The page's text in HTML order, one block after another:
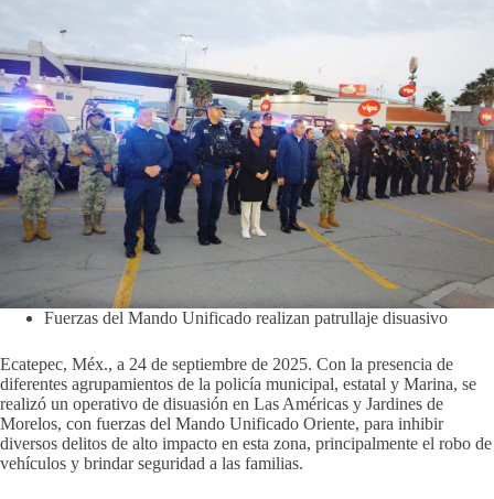
Fuerzas del Mando Unificado realizan patrullaje disuasivo
Ecatepec, Méx., a 24 de septiembre de 2025. Con la presencia de
diferentes agrupamientos de la policía municipal, estatal y Marina, se
realizó un operativo de disuasión en Las Américas y Jardines de
Morelos, con fuerzas del Mando Unificado Oriente, para inhibir
diversos delitos de alto impacto en esta zona, principalmente el robo de
vehículos y brindar seguridad a las familias.